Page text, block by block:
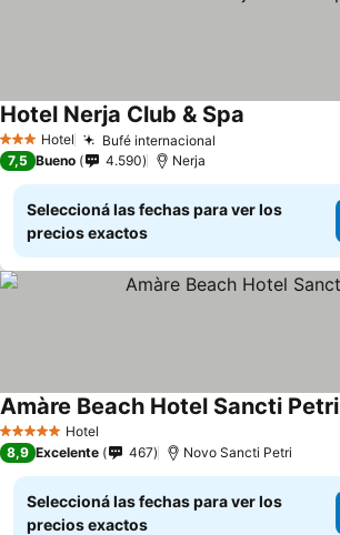
3 Estrellas
Hotel Bufé internacional
Hotel Nerja Club & Spa
7,5 Bueno 4.590 Nerja
Seleccioná las fechas para ver los
precios exactos
5 Estrellas Hotel
Amàre Beach Hotel Sancti Petri
8,9 Excelente 467 Novo Sancti Petri
Seleccioná las fechas para ver los
precios exactos